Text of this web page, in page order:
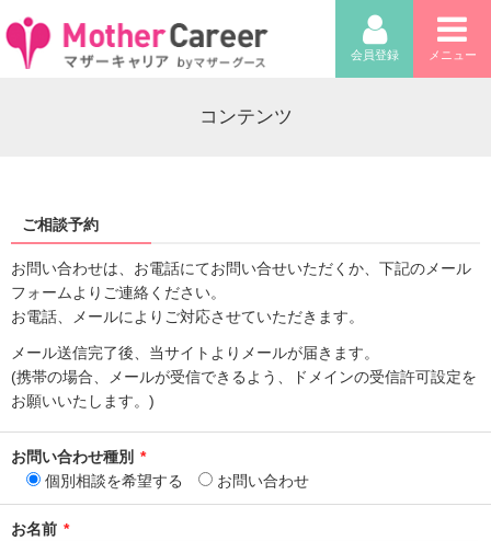
会員登録 メニュー
コンテンツ
ご相談予約
お問い合わせは、お電話にてお問い合せいただくか、下記のメール
フォームよりご連絡ください。
お電話、メールによりご対応させていただきます。
メール送信完了後、当サイトよりメールが届きます。
(携帯の場合、メールが受信できるよう、ドメインの受信許可設定を
お願いいたします。)
お問い合わせ種別 *
個別相談を希望する
お問い合わせ
お名前 *